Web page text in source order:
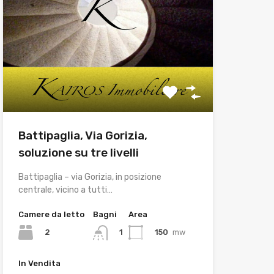
Battipaglia, Via Gorizia,
soluzione su tre livelli
Battipaglia – via Gorizia, in posizione
centrale, vicino a tutti…
Camere da letto
2
Bagni
1
Area
150 mw
In Vendita